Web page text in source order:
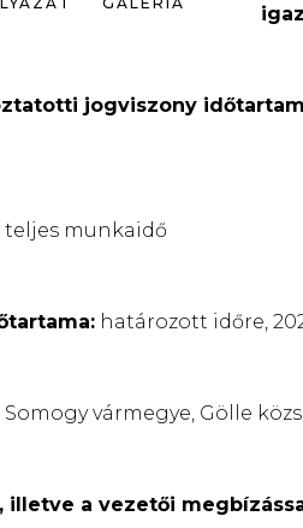
jogviszony
teljes munkaidő
határozott időre,
Somogy vármegye, Gölle
illetve a vezetői